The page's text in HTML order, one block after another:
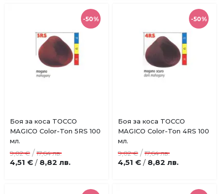
-50%
Добави
в
Боя за коса TOCCO
MAGICO Color-Ton 5RS 100
мл.
4,51 € / 8,82 лв.
9,02 € /17,64 лв.
-50%
Добави
в
Купи
Боя за коса TOCCO
MAGICO Color-Ton 4RS 100
мл.
4,51 € / 8,82 лв.
9,02 € /17,64 лв.